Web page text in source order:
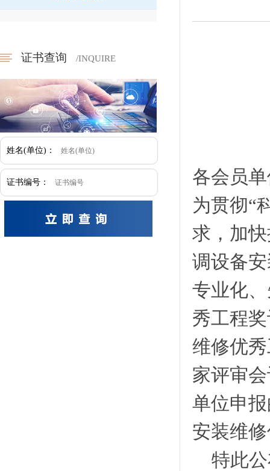
证书查询 /INQUIRE
姓名(单位)：
证书编号：
各会员
为贯彻“
求，加
调设备
专业化
秀工程
维修优
家评审
单位申
安装维
特此公